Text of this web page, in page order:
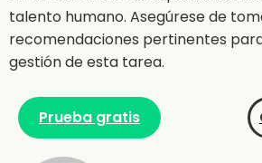
talento humano. Asegúrese de
recomendaciones pertinentes
gestión de esta tarea.
Prueba gratis